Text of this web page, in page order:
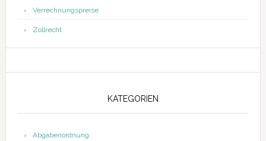
Verrechnungspreise
Zollrecht
KATEGORIEN
Abgabenordnung